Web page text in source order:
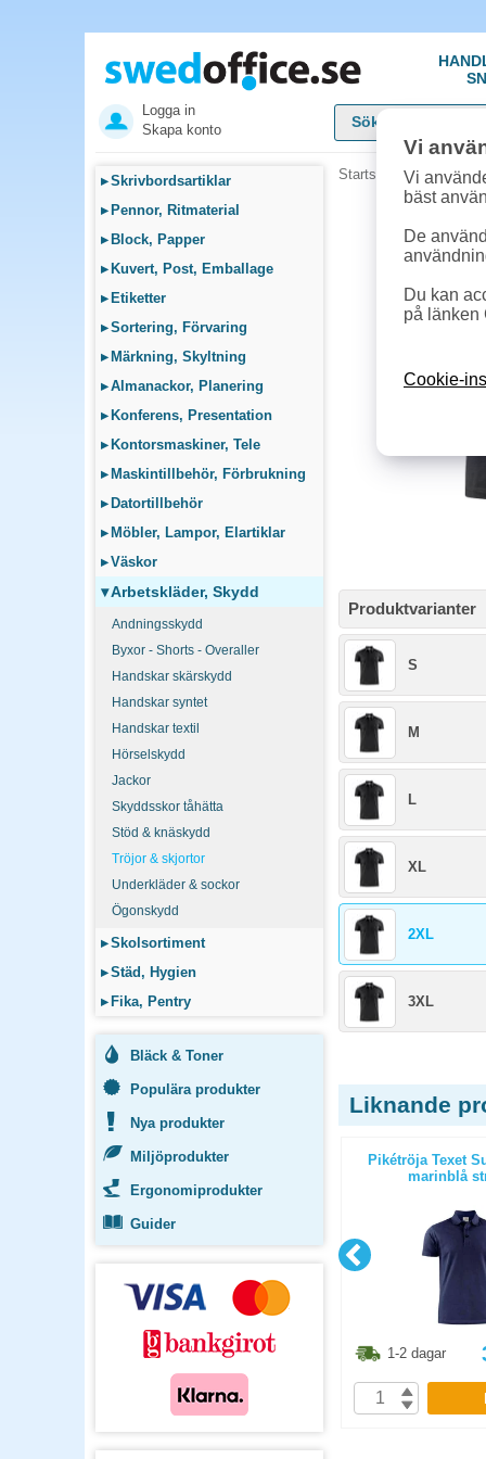
Logga in
Skapa konto
▸Skrivbordsartiklar
▸ Pennor, Ritmaterial
▸ Block, Papper
▸ Kuvert, Post, Emballage
▸ Etiketter
▸Sortering, Förvaring
▸ Märkning, Skyltning
▸Almanackor, Planering
▸ Konferens, Presentation
▸ Kontorsmaskiner, Tele
▸ Maskintillbehör, Förbrukning
▸ Datortillbehör
▸ Möbler, Lampor, Elartiklar
▸Väskor
▾Arbetskläder, Skydd
Andningsskydd
Byxor - Shorts - Overaller
Handskar skärskydd
Handskar syntet
Handskar textil
Hörselskydd
Jackor
Skyddsskor tåhätta
Stöd & knäskydd
Tröjor & skjortor
Underkläder & sockor
Ögonskydd
▸Skolsortiment
▸Städ, Hygien
▸ Fika, Pentry
Bläck & Toner
Populära produkter
Nya produkter
Miljöprodukter
Ergonomiprodukter
Guider
Startsida »
Produktvarianter
S
M
L
XL
2XL
3XL
Liknande
T-Shirt Texet Heavy RSX dam svart
1-2 dagar 112.40
KÖP
Pikétröja Texet
marinblå
1-2 dagar
Vi
Vi
bäst
De
Du kan
på länken
Cookie-